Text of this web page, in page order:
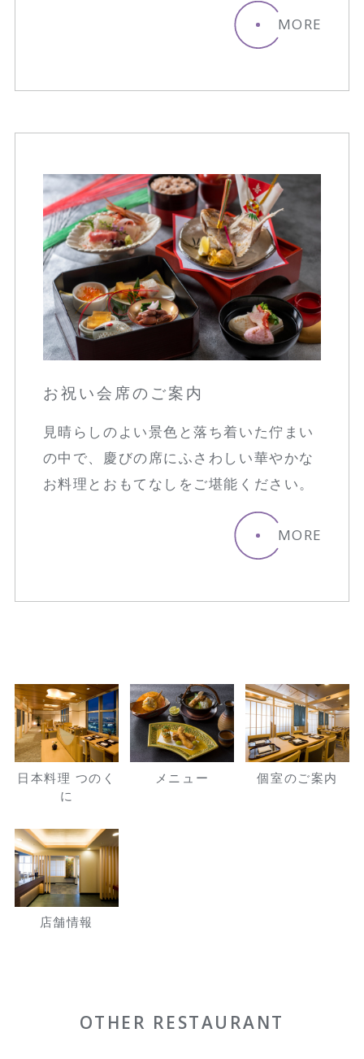
MORE
お祝い会席のご案内
見晴らしのよい景色と落ち着いた佇まい
の中で、慶びの席にふさわしい華やかな
お料理とおもてなしをご堪能ください。
MORE
日本料理 つのく
に
メニュー 個室のご案内
店舗情報
OTHER RESTAURANT